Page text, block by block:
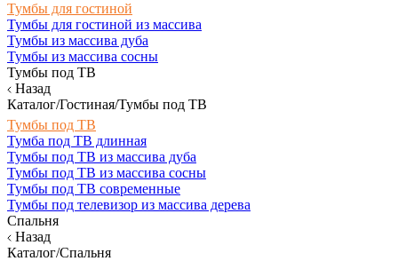
Тумбы для гостиной
Тумбы для гостиной из массива
Тумбы из массива дуба
Тумбы из массива сосны
Тумбы под ТВ
Назад
Каталог/Гостиная/Тумбы под ТВ
Тумбы под ТВ
Тумба под ТВ длинная
Тумбы под ТВ из массива дуба
Тумбы под ТВ из массива сосны
Тумбы под ТВ современные
Тумбы под телевизор из массива дерева
Спальня
Назад
Каталог/Спальня